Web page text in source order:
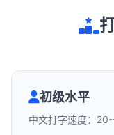
初级水平
中文打字速度：